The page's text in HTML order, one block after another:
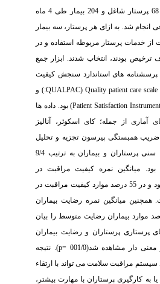
مطالعه مقطعی روی 68 پرستار شاغل و 204 بیمار طی 4 ماه
شد. به ازای هر پرستار، سه بیمار
ساعت از خدمات پرستار مربوطه استفاده و در
بودند، انتخاب شدند. ابزار جمع
های استاندارد سنجش کیفیت
مراقبت های پرستاری QUALPAC) Quality patient care scale:) و
رضایت بیماران (Patient Satisfaction Instrument: PSI) بود. داده ها
از جمله؛ کای اسکوئر، آنالیز
همبستگی پیرسون تجزیه و تحلیل
شد. یافته ها: میانگین سنی پرستاران و بیماران به ترتیب 9/4
و 7/10± 9/37 بود. میانگین نمره کیفیت مراقبت در
پرستاران 5/12±3/61 بود و در 55 درصد موارد کیفیت مراقبت در
میانگین نمره رضایت بیماران
و در 61 درصد موارد بیماران رضایت متوسط را بیان
پرستاری پرستاران و رضایت بیماران
ارتباط آماری مثبت و معنی دار مشاهده شد(001/0 =p). نتیجه
مراقبت سلامت می تواند با ارتقاء
کارگیری پرستاران با مهارت بیشتر،